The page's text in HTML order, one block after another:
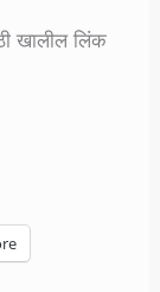
खालील लिंक